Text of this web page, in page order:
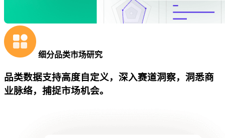
细分品类市场研究
品类数据支持高度自定义，深入赛道洞察，洞悉商
业脉络，捕捉市场机会。